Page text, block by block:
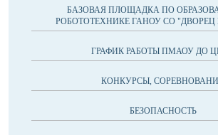
БАЗОВАЯ ПЛОЩАДКА ПО
РОБОТОТЕХНИКЕ ГАНОУ СО
ГРАФИК РАБОТЫ ПМАОУ ДО
КОНКУРСЫ,
БЕЗОПАСНОСТЬ